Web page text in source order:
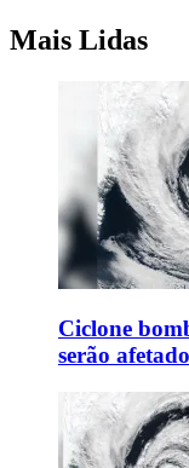
Mais Lidas
Ciclone
serão